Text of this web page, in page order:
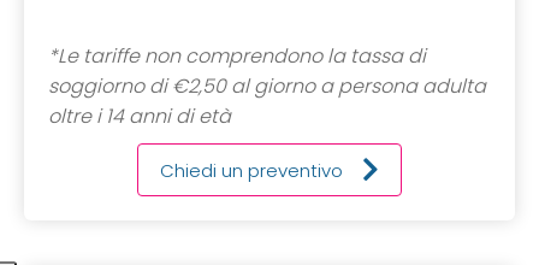
*Le tariffe non comprendono la tassa di
soggiorno di €2,50 al giorno a persona adulta
oltre i 14 anni di età
Chiedi un preventivo